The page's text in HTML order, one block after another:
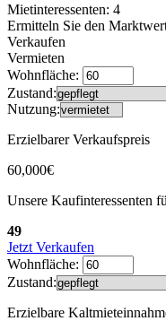
Mietinteressenten: 4
Ermitteln Sie den
Verkaufen
Vermieten
Wohnfläche:
Zustand:
Nutzung:
Erzielbarer Verkaufspreis
60,000€
Unsere Kaufinteressenten
49
Jetzt Verkaufen
Wohnfläche:
Zustand:
Erzielbare